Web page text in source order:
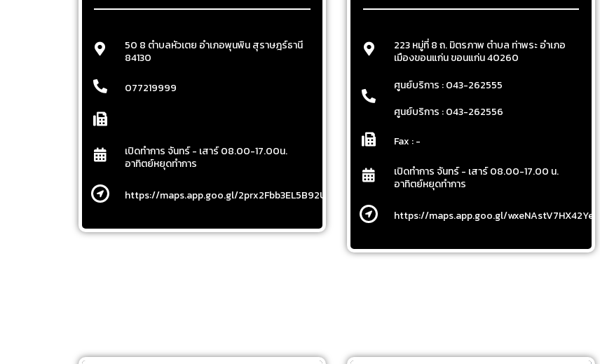
50 8 ตำบลหัวเตย อำเภอพุนพิน สุราษฎร์ธานี
84130
077219999
เปิดทำการ จันทร์ - เสาร์ 08.00-17.00น.
อาทิตย์หยุดทำการ
https://maps.app.goo.gl/2prx2Fbb3EL5B92U9
223 หมู่ที่ 8 ถ. มิตรภาพ ตำบล ท่าพระ อำเภอ
เมืองขอนแก่น ขอนแก่น 40260
ศูนย์บริการ : 043-262555
ศูนย์บริการ : 043-262556
Fax : -
เปิดทำการ จันทร์ - เสาร์ 08.00-17.00 น.
อาทิตย์หยุดทำการ
https://maps.app.goo.gl/wxeNAstV7HX42Yew9